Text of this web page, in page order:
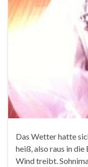
Das Wetter hatte
heiß, also raus in die
Wind treibt.